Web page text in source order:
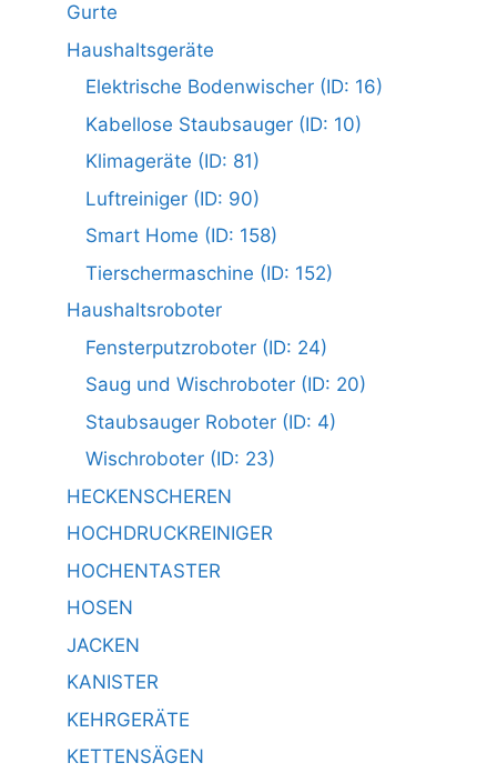
Gurte
Haushaltsgeräte
Elektrische Bodenwischer (ID: 16)
Kabellose Staubsauger (ID: 10)
Klimageräte (ID: 81)
Luftreiniger (ID: 90)
Smart Home (ID: 158)
Tierschermaschine (ID: 152)
Haushaltsroboter
Fensterputzroboter (ID: 24)
Saug und Wischroboter (ID: 20)
Staubsauger Roboter (ID: 4)
Wischroboter (ID: 23)
HECKENSCHEREN
HOCHDRUCKREINIGER
HOCHENTASTER
HOSEN
JACKEN
KANISTER
KEHRGERÄTE
KETTENSÄGEN